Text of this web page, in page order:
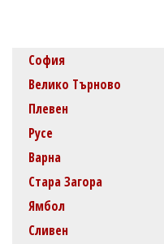
София
Велико Търново
Плевен
Русе
Варна
Стара Загора
Ямбол
Сливен